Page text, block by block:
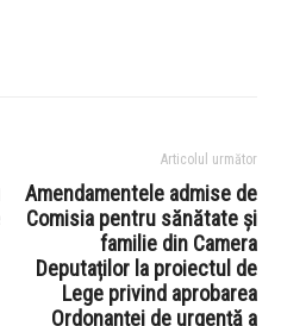
Articolul următor
Amendamentele admise de
Comisia pentru sănătate și
familie din Camera
Deputaților la proiectul de
Lege privind aprobarea
Ordonanței de urgență a